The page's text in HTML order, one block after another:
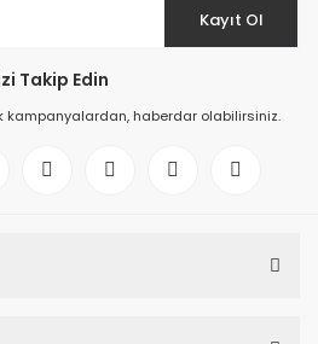
Kayıt Ol
Takip Edin
kampanyalardan, haberdar olabilirsiniz.